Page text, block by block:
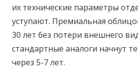
их технические параметры
уступают. Премиальная
30 лет без потери внешнего
стандартные аналоги начнут
через 5-7 лет.